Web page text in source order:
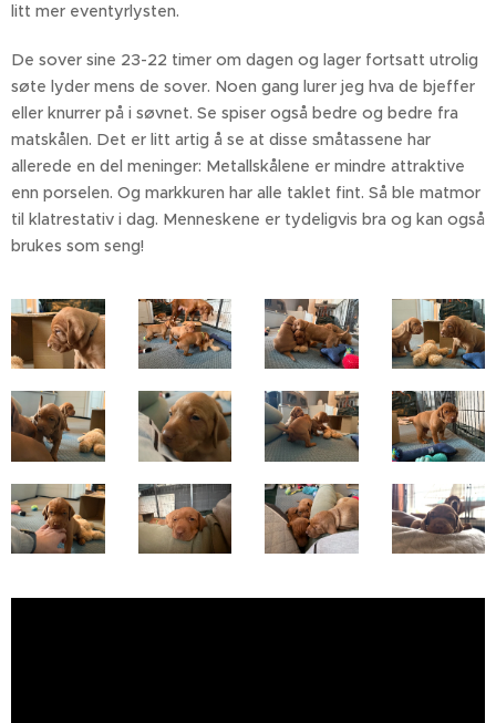
litt mer eventyrlysten.
De sover sine 23-22 timer om dagen og lager fortsatt utrolig
søte lyder mens de sover. Noen gang lurer jeg hva de bjeffer
eller knurrer på i søvnet. Se spiser også bedre og bedre fra
matskålen. Det er litt artig å se at disse småtassene har
allerede en del meninger: Metallskålene er mindre attraktive
enn porselen. Og markkuren har alle taklet fint. Så ble matmor
til klatrestativ i dag. Menneskene er tydeligvis bra og kan også
brukes som seng!